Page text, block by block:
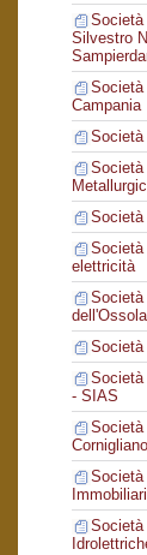
Società
Silvestro
Campania
Società
Società
Società
elettricità
Società
dell'Ossola
Società
Società
- SIAS
Società
Società
Società